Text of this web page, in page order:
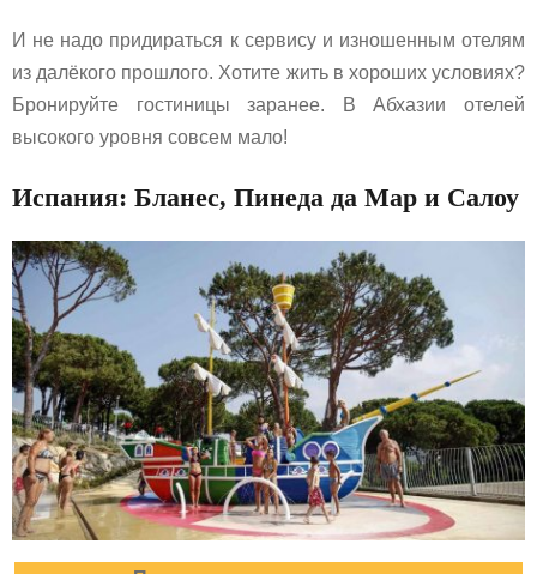
И не надо придираться к сервису и изношенным отелям
из далёкого прошлого. Хотите жить в хороших условиях?
Бронируйте гостиницы заранее. В Абхазии отелей
высокого уровня совсем мало!
Испания: Бланес, Пинеда да Мар и Салоу